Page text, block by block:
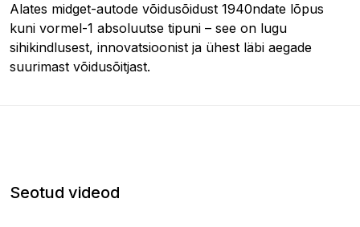
Alates midget-autode võidusõidust 1940ndate lõpus
kuni vormel-1 absoluutse tipuni – see on lugu
sihikindlusest, innovatsioonist ja ühest läbi aegade
suurimast võidusõitjast.
Seotud videod